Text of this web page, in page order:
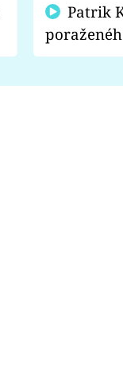
fanoušci